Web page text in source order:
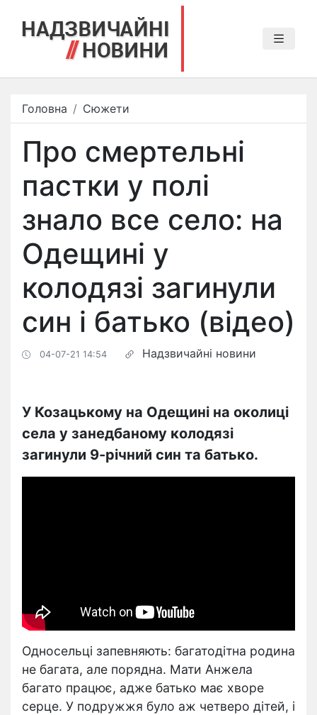
Головна Сюжети
Про смертельні
пастки у полі
знало все село: на
Одещині у
колодязі загинули
син і батько (відео)
04-07-21 14:54 Надзвичайні новини
У Козацькому на Одещині на околиці
села у занедбаному колодязі
загинули 9-річний син та батько.
Односельці запевняють: багатодітна родина
не багата, але порядна. Мати Анжела
багато працює, адже батько має хворе
серце. У подружжя було аж четверо дітей, і